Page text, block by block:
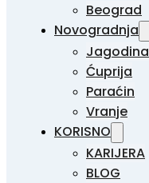
Beograd
Novogradnja
Jagodina
Ćuprija
Paraćin
Vranje
KORISNO
KARIJERA
BLOG